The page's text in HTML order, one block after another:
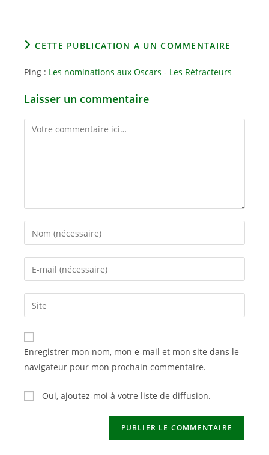
CETTE PUBLICATION A UN COMMENTAIRE
Ping : Les nominations aux Oscars - Les Réfracteurs
Laisser un commentaire
Comment
Enter
your
name
comment
Enter
your
email
address
comment
Saisir
l’URL
de
votre
(facultatif)
Enregistrer mon nom, mon e-mail et mon site dans le
navigateur pour mon prochain commentaire.
Oui, ajoutez-moi à votre liste de diffusion.